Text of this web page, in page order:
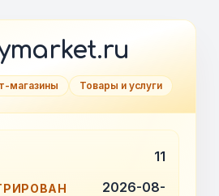
магазины Товары и услуги
11
2026-08-